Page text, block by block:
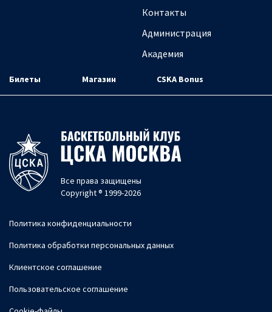
Контакты
Администрация
Академия
Билеты Магазин CSKA Bonus
Все права защищены
Copyright ® 1999-2026
Политика конфиденциальности
Политика обработки персональных данных
Клиентское соглашение
Пользовательское соглашение